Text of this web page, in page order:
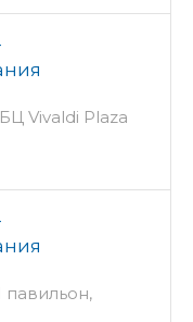
Vivaldi Plaza
павильон,